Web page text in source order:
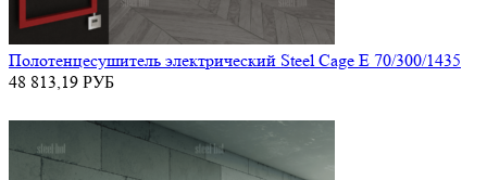
Полотенцесушитель электрический Steel Cage E 70/300/1435
48 813,19 РУБ